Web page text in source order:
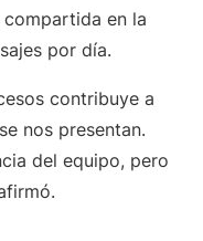
en la
por día.
contribuye a
nos presentan.
del equipo, pero